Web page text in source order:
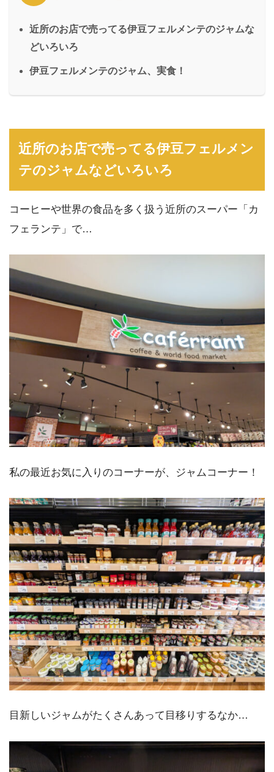
近所のお店で売ってる伊豆フェルメンテのジャムな
どいろいろ
伊豆フェルメンテのジャム、実食！
近所のお店で売ってる伊豆フェルメン
テのジャムなどいろいろ
コーヒーや世界の食品を多く扱う近所のスーパー「カ
フェランテ」で…
私の最近お気に入りのコーナーが、ジャムコーナー！
目新しいジャムがたくさんあって目移りするなか…